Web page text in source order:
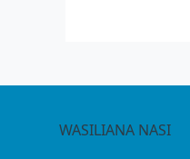
WASILIANA NASI